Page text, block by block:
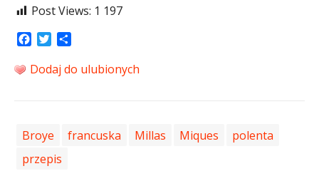
Post Views: 1 197
Facebook
Twitter
Dodaj do ulubionych
Broye francuska Millas Miques
polenta
przepis